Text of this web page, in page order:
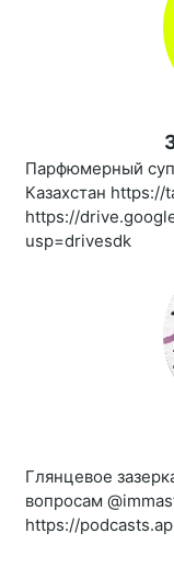
Парфюмерный
Казахстан
https://
usp=drivesdk
Глянцевое
вопросам